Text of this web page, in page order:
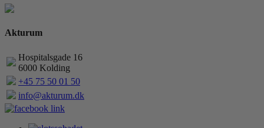
Akturum
Hospitalsgade 16
6000 Kolding
+45 75 50 01 50
info@akturum.dk